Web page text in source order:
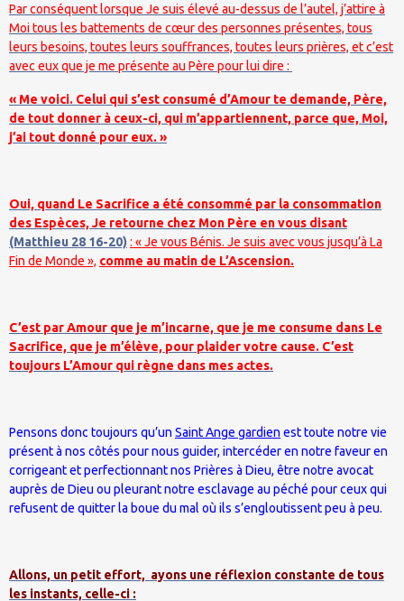
Par conséquent lorsque Je suis élevé au-dessus de l’autel, j’attire à
Moi tous les battements de cœur des personnes présentes, tous
leurs besoins, toutes leurs souffrances, toutes leurs prières, et c’est
avec eux que je me présente au Père pour lui dire :
« Me voici. Celui qui s’est consumé d’Amour te demande, Père,
de tout donner à ceux-ci, qui m’appartiennent, parce que, Moi,
j’ai tout donné pour eux. »
Oui, quand Le Sacrifice a été consommé par la consommation
des Espèces, Je retourne chez Mon Père en vous disant
(Matthieu 28 16-20) : « Je vous Bénis. Je suis avec vous jusqu’à La
Fin de Monde », comme au matin de L’Ascension.
C’est par Amour que je m’incarne, que je me consume dans Le
Sacrifice, que je m’élève, pour plaider votre cause. C’est
toujours L’Amour qui règne dans mes actes.
Pensons donc toujours qu’un Saint Ange gardien est toute notre vie
présent à nos côtés pour nous guider, intercéder en notre faveur en
corrigeant et perfectionnant nos Prières à Dieu, être notre avocat
auprès de Dieu ou pleurant notre esclavage au péché pour ceux qui
refusent de quitter la boue du mal où ils s’engloutissent peu à peu.
Allons, un petit effort, ayons une réflexion constante de tous
les instants, celle-ci :